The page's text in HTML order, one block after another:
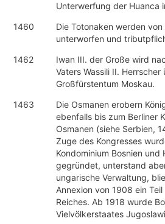
Unterwerfung der Huanca
1460
Die Totonaken werden
unterworfen und
1462
Iwan III. der Große wird
Vaters Wassili II. Herrscher
Großfürstentum Moskau.
1463
Die Osmanen erobern
ebenfalls bis zum Berliner
Osmanen (siehe Serbien,
Zuge des Kongresses
Kondominium Bosnien und
gegründet, unterstand
ungarische Verwaltung,
Annexion von 1908 ein
Reiches. Ab 1918 wurde
Vielvölkerstaates